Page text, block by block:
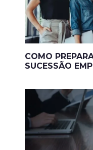
COMO
SUCESSÃO